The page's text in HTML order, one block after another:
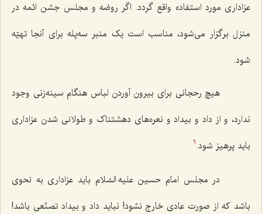
عزاداری مورد استفاده واقع گردد. اگر روضه و مجلس جشن ائمه در
منزل برگزار می‌شود، مناسب است یک منبر سه‌پله برای آنجا تهیّه
شود.
هیچ رحجانی برای بیرون آوردن لباس هنگام سینه‌زنی وجود
ندارد، و از داد و بیداد و نعره‌های دهشتناک و طولانی شدن عزاداری
باید پرهیز شود.6
در مجلس امام حسین علیه السّلام باید عزاداری به نحوی
باشد که از صورت عادی خارج نشود! نباید داد و بیداد تصنّعی باشد!